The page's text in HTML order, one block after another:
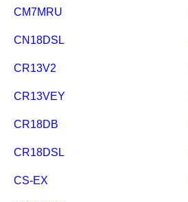
CM7MRU
CN18DSL
CR13V2
CR13VEY
CR18DB
CR18DSL
CS-EX